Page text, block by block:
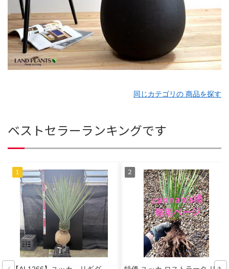
同じカテゴリの 商品を探す
ベストセラーランキングです